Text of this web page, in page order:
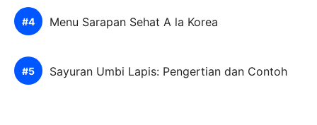
Menu Sarapan Sehat A la Korea
Sayuran Umbi Lapis: Pengertian dan Contoh